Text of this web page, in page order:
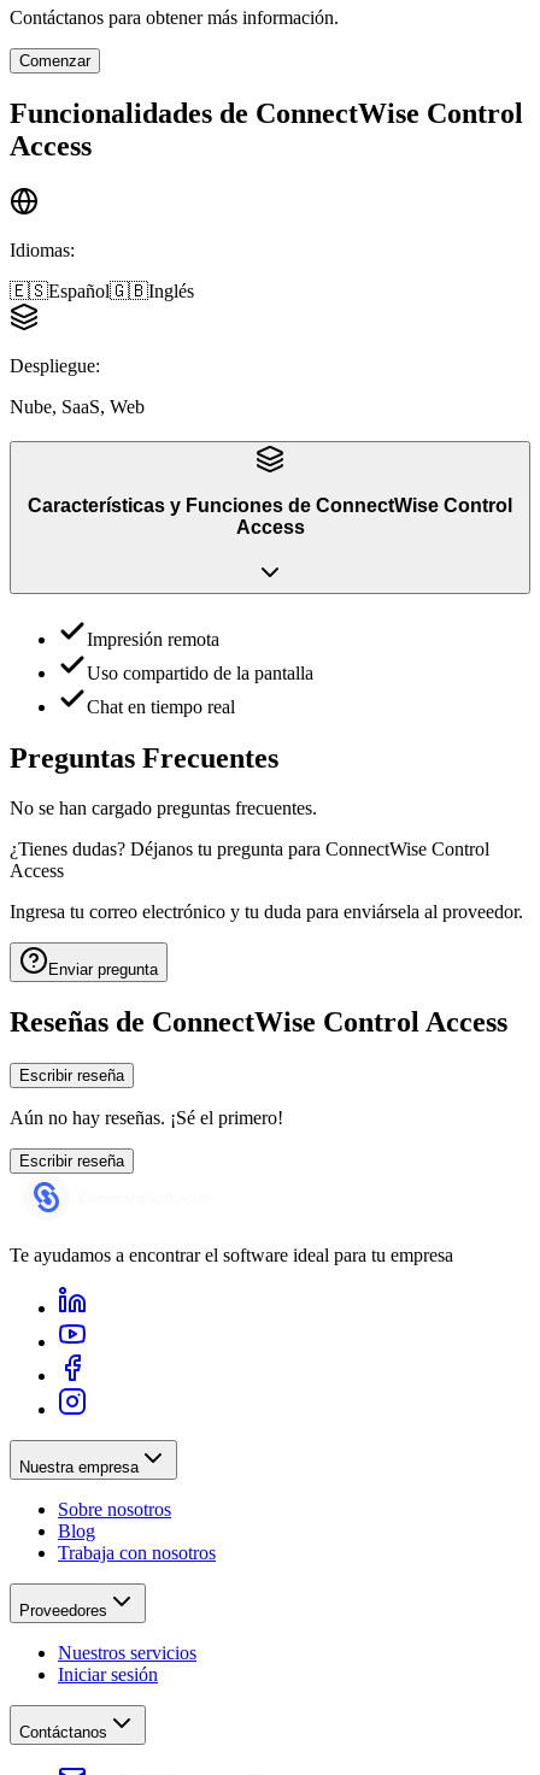
Contáctanos para obtener más información.
Comenzar
Funcionalidades de ConnectWise Control
Access
Idiomas:
🇪🇸Español🇬🇧Inglés
Despliegue:
Nube, SaaS, Web
Características y Funciones de ConnectWise Control
Access
Impresión remota
Uso compartido de la pantalla
Chat en tiempo real
Preguntas Frecuentes
No se han cargado preguntas frecuentes.
¿Tienes dudas? Déjanos tu pregunta para ConnectWise Control
Access
Ingresa tu correo electrónico y tu duda para enviársela al proveedor.
Enviar pregunta
Reseñas de ConnectWise Control Access
Escribir reseña
Aún no hay reseñas. ¡Sé el primero!
Escribir reseña
Te ayudamos a encontrar el software ideal para tu empresa
Nuestra empresa
Sobre nosotros
Blog
Trabaja con nosotros
Proveedores
Nuestros servicios
Iniciar sesión
Contáctanos